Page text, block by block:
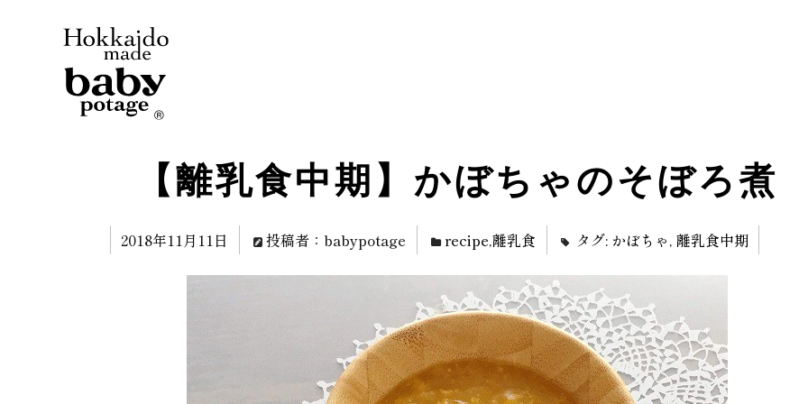
【離乳食中期】かぼちゃのそぼろ煮
2018年11月11日 投稿者：babypotage recipe,離乳食 タグ: かぼちゃ,離乳食中期